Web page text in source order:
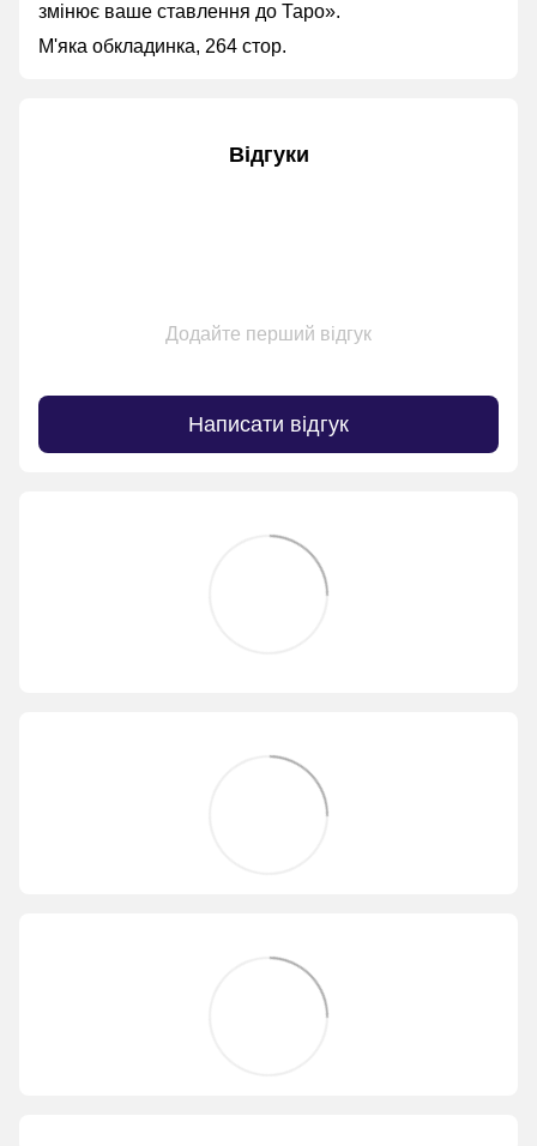
змінює ваше ставлення до Таро».
М'яка обкладинка, 264 стор.
Відгуки
Додайте перший відгук
Написати відгук